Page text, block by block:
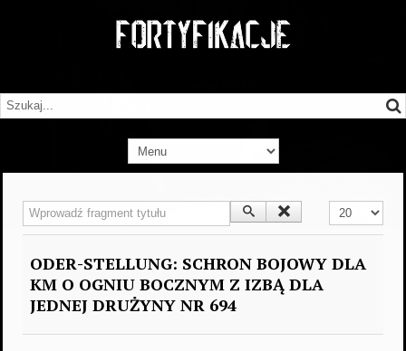
Wprowadź fragment tytułu Pokaż #
ODER-STELLUNG: SCHRON BOJOWY DLA
KM O OGNIU BOCZNYM Z IZBĄ DLA
JEDNEJ DRUŻYNY NR 694